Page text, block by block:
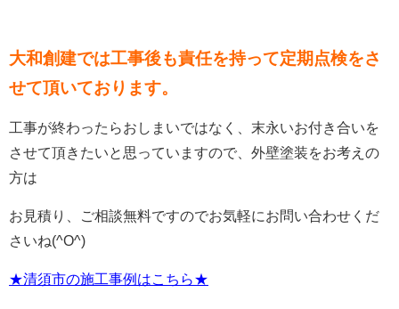
大和創建では工事後も責任を持って定期点検をさ
せて頂いております。
工事が終わったらおしまいではなく、末永いお付き合いを
させて頂きたいと思っていますので、外壁塗装をお考えの
方は
お見積り、ご相談無料ですのでお気軽にお問い合わせくだ
さいね(^O^)
★清須市の施工事例はこちら★